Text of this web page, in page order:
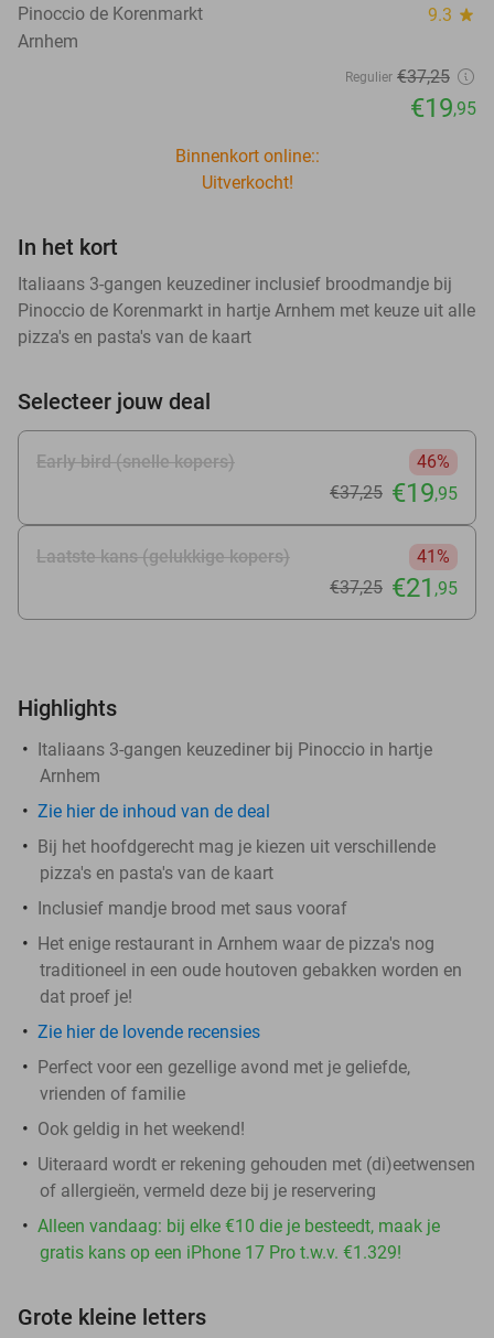
Pinoccio de Korenmarkt 9.3 star
Arnhem
Regulier €37,25
€19,95
Binnenkort online::
Uitverkocht!
In het kort
Italiaans 3-gangen keuzediner inclusief broodmandje bij
Pinoccio de Korenmarkt in hartje Arnhem met keuze uit alle
pizza's en pasta's van de kaart
Selecteer jouw deal
Early bird (snelle kopers)
46%
€37,25 €19,95
Laatste kans (gelukkige kopers)
41%
€37,25 €21 ,95
Highlights
Italiaans 3-gangen keuzediner bij Pinoccio in hartje
Arnhem
Zie hierde inhoud van de deal
Bij het hoofdgerecht mag je kiezen uit verschillende
pizza's en pasta's van de kaart
Inclusief mandje brood met saus vooraf
Het enige restaurant in Arnhem waar de pizza's nog
traditioneel in een oude houtoven gebakken worden en
dat proef je!
Zie hier de lovende recensies
Perfect voor een gezellige avond met je geliefde,
vrienden of familie
Ook geldig in het weekend!
Uiteraard wordt er rekening gehouden met (di)eetwensen
of allergieën, vermeld deze bij je reservering
Alleen vandaag: bij elke €10 die je besteedt, maak je
gratis kans op een iPhone 17 Pro t.w.v. €1.329!
Grote kleine letters